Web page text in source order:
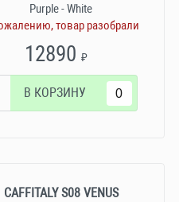
Purple - White
товар разобрали
12890₽
В КОРЗИНУ
CAFFITALY S08 VENUS